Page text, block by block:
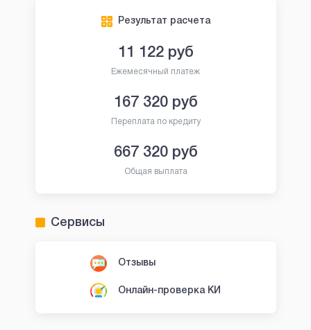
Результат расчета
11 122руб
Ежемесячный платеж
167 320руб
Переплата по кредиту
667 320руб
Общая выплата
Сервисы
Отзывы
Онлайн-проверка КИ